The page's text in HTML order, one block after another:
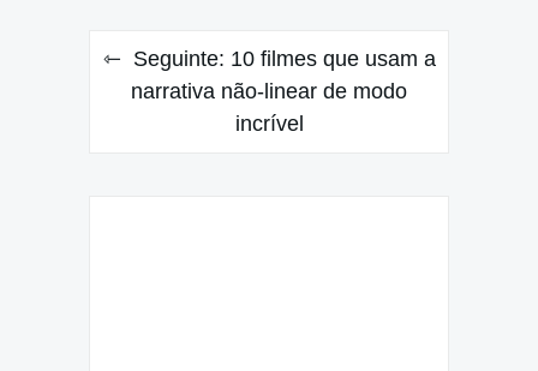
Seguinte: 10 filmes que usam a
narrativa não-linear de modo
incrível